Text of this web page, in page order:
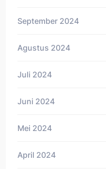
September 2024
Agustus 2024
Juli 2024
Juni 2024
Mei 2024
April 2024